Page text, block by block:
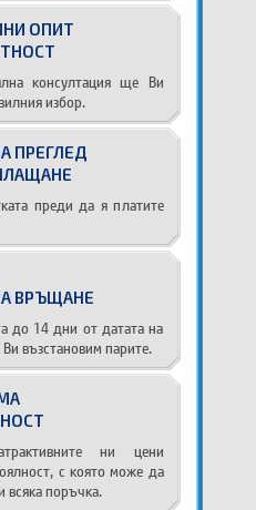
ОПИТ
консултация ще Ви
избор.
ПРЕГЛЕД
преди да я платите
ВРЪЩАНЕ
до 14 дни от датата на
възстановим парите.
ни цени
с която може да
всяка поръчка.